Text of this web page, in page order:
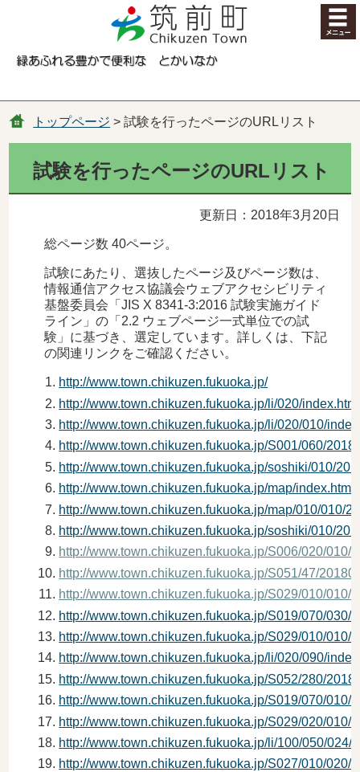
コンテンツにジャンプ
トップページ > 試験を行ったページのURLリスト
試験を行ったページのURLリスト
更新日：2018年3月20日
総ページ数 40ページ。
試験にあたり、選抜したページ及びページ数は、
情報通信アクセス協議会ウェブアクセシビリティ
基盤委員会「JIS X 8341-3:2016 試験実施ガイド
ライン」の「2.2 ウェブページ一式単位での試
験」に基づき、選定しています。詳しくは、下記
の関連リンクをご確認ください。
http://www.town.chikuzen.fukuoka.jp/
http://www.town.chikuzen.fukuoka.jp/li/020/
http://www.town.chikuzen.fukuoka.jp/li/020/010/
http://www.town.chikuzen.fukuoka.jp/S001/060/
http://www.town.chikuzen.fukuoka.jp/soshiki/010/
http://www.town.chikuzen.fukuoka.jp/map/index.html
http://www.town.chikuzen.fukuoka.jp/map/010/010/
http://www.town.chikuzen.fukuoka.jp/soshiki/010/
http://www.town.chikuzen.fukuoka.jp/S006/020/010/
http://www.town.chikuzen.fukuoka.jp/S051/47/
http://www.town.chikuzen.fukuoka.jp/S029/010/010/
http://www.town.chikuzen.fukuoka.jp/S019/070/030/
http://www.town.chikuzen.fukuoka.jp/S029/010/010/
http://www.town.chikuzen.fukuoka.jp/li/020/090/
http://www.town.chikuzen.fukuoka.jp/S052/280/
http://www.town.chikuzen.fukuoka.jp/S019/070/010/
http://www.town.chikuzen.fukuoka.jp/S029/020/010/
http://www.town.chikuzen.fukuoka.jp/li/100/050/024/
http://www.town.chikuzen.fukuoka.jp/S027/010/020/